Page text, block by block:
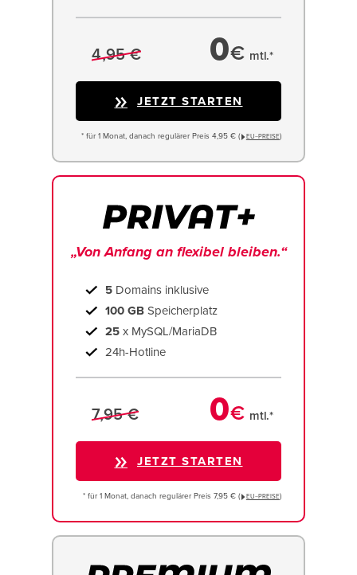
4,95 € 0€ mtl.*
JETZT STARTEN
* für 1 Monat, danach regulärer Preis 4,95 € ( EU−PREISE)
„Von Anfang an flexibel bleiben.“
5 Domains inklusive
100 GB Speicherplatz
25 x MySQL/MariaDB
24h-Hotline
7,95 € 0€ mtl.*
JETZT STARTEN
* für 1 Monat, danach regulärer Preis 7,95 € ( EU−PREISE)